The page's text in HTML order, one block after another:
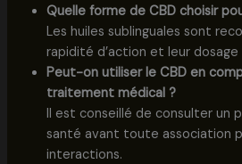
Quelle forme de CBD choisir
Les huiles sublinguales sont
rapidité d’action et leur dosage
Peut-on utiliser le CBD en
traitement médical ?
Il est conseillé de consulter un
santé avant toute association
interactions.